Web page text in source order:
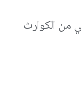
من الكوارث